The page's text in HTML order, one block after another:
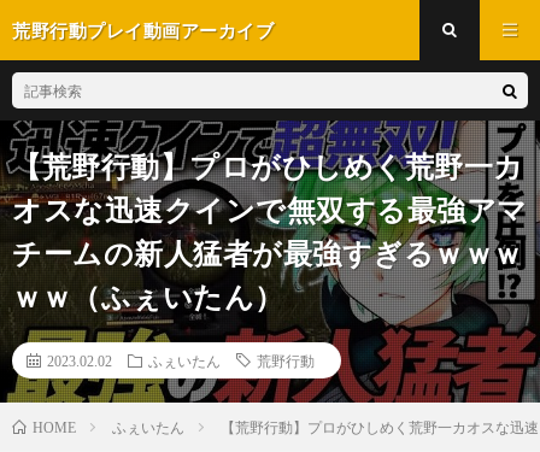
荒野行動プレイ動画アーカイブ
【荒野行動】プロがひしめく荒野一カ
オスな迅速クインで無双する最強アマ
チームの新人猛者が最強すぎるｗｗｗ
ｗｗ（ふぇいたん）
2023.02.02 ふぇいたん 荒野行動
HOME ふぇいたん 【荒野行動】プロがひしめく荒野一カオスな